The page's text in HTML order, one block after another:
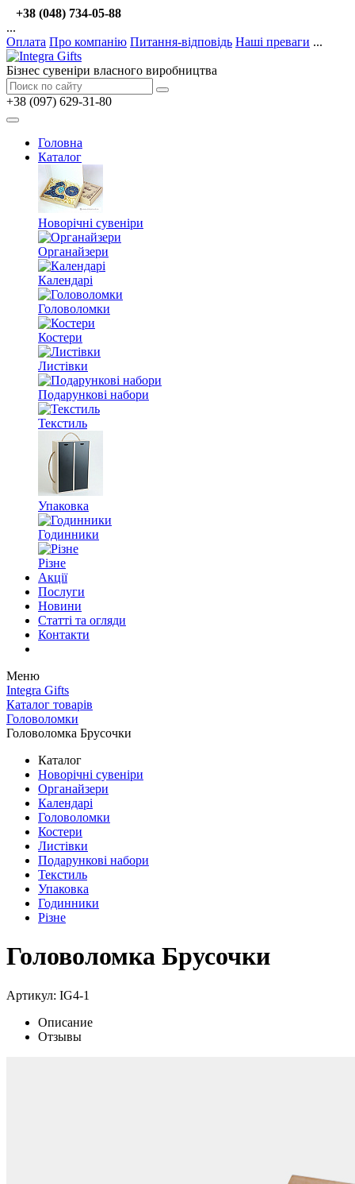
+38 (048) 734-05-88
...
Оплата Про компанію Питання-відповідь Наші преваги ...
Бізнес сувеніри власного виробництва
+38 (097) 629-31-80
Головна
Каталог
Новорічні сувеніри
Органайзери
Календарі
Головоломки
Костери
Листівки
Подарункові набори
Текстиль
Упаковка
Годинники
Різне
Акції
Послуги
Новини
Статті та огляди
Контакти
Меню
Integra Gifts
Каталог товарів
Головоломки
Головоломка Брусочки
Каталог
Новорічні сувеніри
Органайзери
Календарі
Головоломки
Костери
Листівки
Подарункові набори
Текстиль
Упаковка
Годинники
Різне
Головоломка Брусочки
Артикул: IG4-1
Описание
Отзывы